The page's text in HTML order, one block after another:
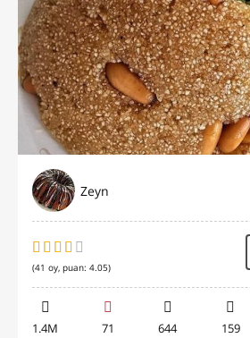
Zeyn
(41 oy, puan: 4.05)
1.4M 71 644 159